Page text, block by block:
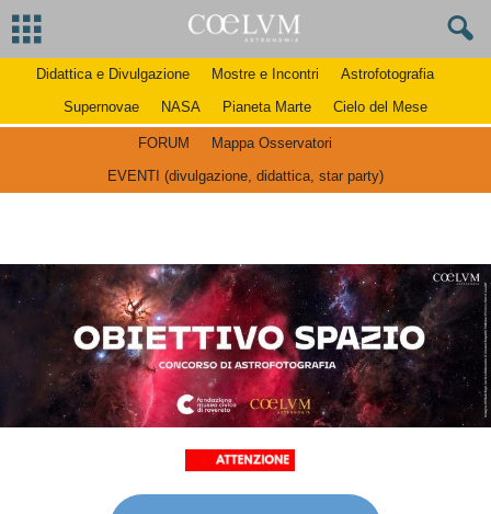
Didattica e Divulgazione Mostre e Incontri
Astrofotografia
Supernovae
NASA Pianeta Marte Cielo del Mese
FORUM
Mappa Osservatori
EVENTI (divulgazione, didattica, star party)